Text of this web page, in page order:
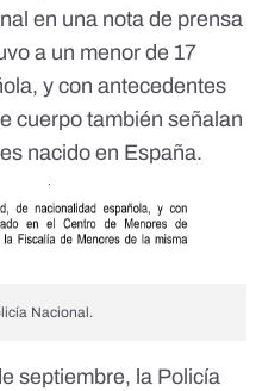
en una nota de prensa
a un menor de 17
y con antecedentes
cuerpo también señalan
nacido en España.
Nacional.
septiembre, la Policía